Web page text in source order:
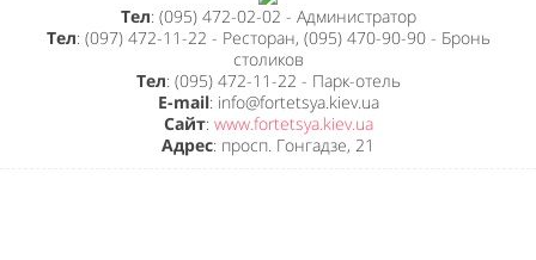
Тел: (095) 472-02-02 - Администратор
Тел: (097) 472-11-22 - Ресторан, (095) 470-90-90 - Бронь
столиков
Тел: (095) 472-11-22 - Парк-отель
E-mail: info@fortetsya.kiev.ua
Сайт: www.fortetsya.kiev.ua
Адрес: просп. Гонгадзе, 21